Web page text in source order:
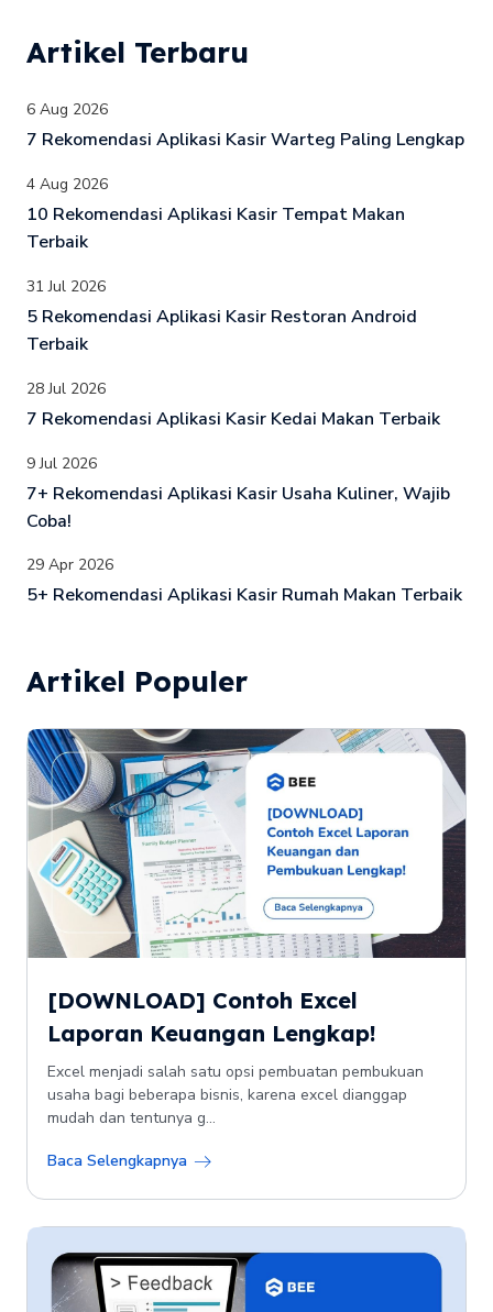
Artikel Terbaru
6 Aug 2026
7 Rekomendasi Aplikasi Kasir Warteg Paling Lengkap
4 Aug 2026
10 Rekomendasi Aplikasi Kasir Tempat Makan
Terbaik
31 Jul 2026
5 Rekomendasi Aplikasi Kasir Restoran Android
Terbaik
28 Jul 2026
7 Rekomendasi Aplikasi Kasir Kedai Makan Terbaik
9 Jul 2026
7+ Rekomendasi Aplikasi Kasir Usaha Kuliner, Wajib
Coba!
29 Apr 2026
5+ Rekomendasi Aplikasi Kasir Rumah Makan Terbaik
Artikel Populer
[DOWNLOAD] Contoh Excel
Laporan Keuangan Lengkap!
Excel menjadi salah satu opsi pembuatan pembukuan
usaha bagi beberapa bisnis, karena excel dianggap
mudah dan tentunya g...
Baca Selengkapnya